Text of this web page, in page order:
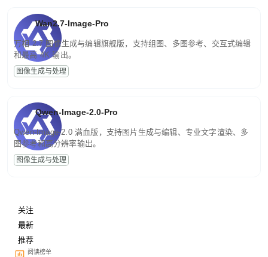
Wan2.7-Image-Pro
万相 2.7 图像生成与编辑旗舰版，支持组图、多图参考、交互式编辑
和最高 4K 输出。
图像生成与处理
Qwen-Image-2.0-Pro
Qwen-Image-2.0 满血版，支持图片生成与编辑、专业文字渲染、多
图参考和高分辨率输出。
图像生成与处理
关注
最新
推荐
阅读榜单